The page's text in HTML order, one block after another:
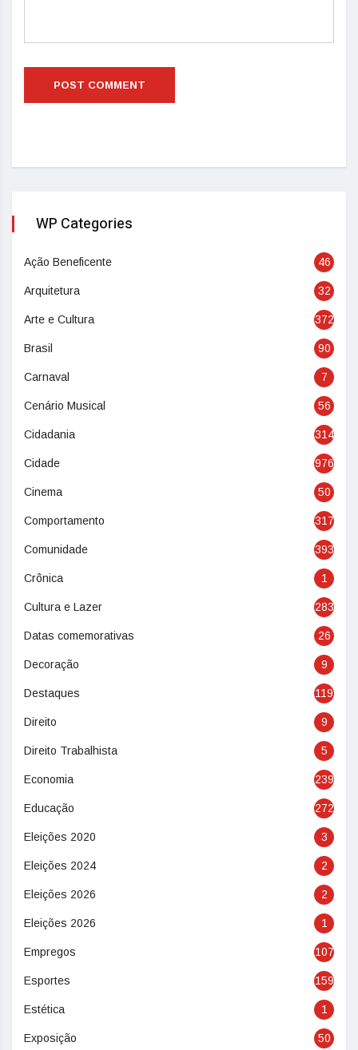
WP Categories
Ação Beneficente 46
Arquitetura 32
Arte e Cultura 372
Brasil 90
Carnaval 7
Cenário Musical 56
Cidadania 314
Cidade 976
Cinema 50
Comportamento 317
Comunidade 393
Crônica 1
Cultura e Lazer 283
Datas comemorativas 26
Decoração 9
Destaques 119
Direito 9
Direito Trabalhista 5
Economia 239
Educação 272
Eleições 2020 3
Eleições 2024 2
Eleições 2026 2
Eleições 2026 1
Empregos 107
Esportes 159
Estética 1
Exposição 50